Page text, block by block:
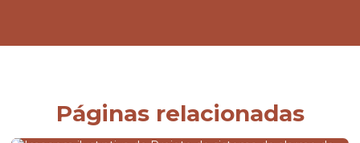
Páginas relacionadas